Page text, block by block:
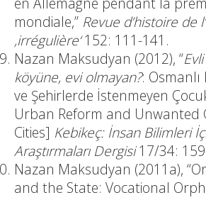
mondiale,” Revue d’histoire de
‚irrégulière‘152: 111-141.
Nazan Maksudyan (2012), “
köyüne, evi olmayan?:
ve Şehirlerde İstenmeyen
Urban Reform and Unwanted
Cities] Kebikeç: İnsan Bilimleri
Araştırmaları Dergisi17/34:
Nazan Maksudyan (2011a),
and the State: Vocational